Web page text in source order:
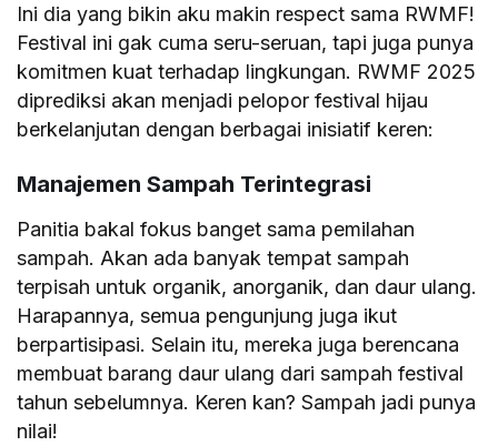
Ini dia yang bikin aku makin respect sama RWMF!
Festival ini gak cuma seru-seruan, tapi juga punya
komitmen kuat terhadap lingkungan. RWMF 2025
diprediksi akan menjadi pelopor festival hijau
berkelanjutan dengan berbagai inisiatif keren:
Manajemen Sampah Terintegrasi
Panitia bakal fokus banget sama pemilahan
sampah. Akan ada banyak tempat sampah
terpisah untuk organik, anorganik, dan daur ulang.
Harapannya, semua pengunjung juga ikut
berpartisipasi. Selain itu, mereka juga berencana
membuat barang daur ulang dari sampah festival
tahun sebelumnya. Keren kan? Sampah jadi punya
nilai!